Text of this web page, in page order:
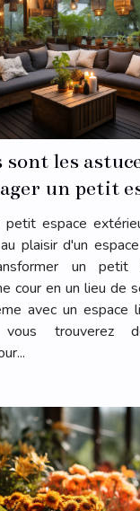
sont les
un petit
une oasis
?
petit espace
plaisir d'un
un petit
cour en un lieu de
avec un espace
trouverez